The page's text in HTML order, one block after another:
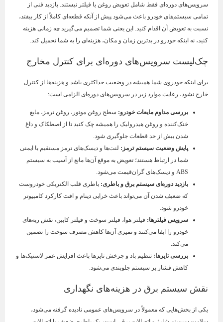
سرویس‌های دوره‌ای فقط شامل تعویض روغن یا فیلتر نیستند. بازدید فنی از
تمامی سیستم‌های خودرو باعث می‌شود پیش از آنکه قطعه‌ای کاملاً از کار بیفتد،
نسبت به تعویض آن اقدام کنید. این یعنی شما تصمیم می‌گیرید چه زمانی هزینه
کنید، نه اینکه خودرو در بدترین زمان و مکان، هزینه‌ای را به شما تحمیل کند.
چک‌لیست سرویس‌های دوره‌ای برای کنترل مخارج
برای اینکه خودروی شما همیشه در وضعیت حداکثری باشد و هزینه‌ها از کنترل
خارج نشود، رعایت موارد زیر در سرویس‌های دوره‌ای الزامی است:
بررسی مداوم مایعات خودرو: سطح روغن موتور، روغن ترمز، مایع
خنک‌کننده و روغن هیدرولیک را همیشه چک کنید تا از اصطکاک و داغ
شدن بیش از حد قطعات جلوگیری شود.
پایش وضعیت سیستم ترمز : لنت‌ها و دیسک‌های ترمز مستقیم با ایمنی
شما در ارتباط هستند؛ تعویض به موقع آن‌ها مانع از آسیب به سیستم
ABS و دیسک‌های گران‌قیمت می‌شود.
بازدید دوره‌ای سیستم برق و باطری: باطری قلب الکتریکی خودروست
که ضعیف شدن آن می‌تواند باعث خرابی دینام و افت کارکرد کامپیوتر
خودرو شود.
سرویس فیلترها: فیلتر هوا، فیلتر سوخت و فیلتر کابین، نقش ریه‌های
خودرو را ایفا می‌کنند و تمیزی آن‌ها کاهش مصرف سوخت را تضمین
می‌کند.
بررسی تایرها: تنظیم باد و چرخش تایرها باعث افزایش عمر لاستیک‌ها و
کاهش فشار بر سیستم جلوبندی می‌شود.
نقش سیستم برق در هزینه‌های نگهداری
یکی از بخش‌هایی که معمولاً در سرویس‌های عمومی نادیده گرفته می‌شود،